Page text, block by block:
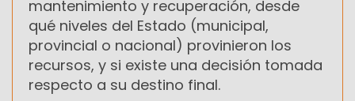
mantenimiento y recuperación, desde
qué niveles del Estado (municipal,
provincial o nacional) provinieron los
recursos, y si existe una decisión tomada
respecto a su destino final.